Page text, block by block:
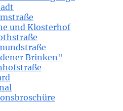
und Klosterhof
Brinken"